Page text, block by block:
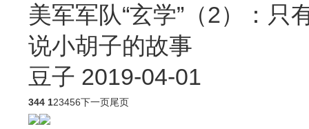
美军军队“玄学”（2）：
说小胡子的故事
豆子 2019-04-01
344 123456下一页尾页